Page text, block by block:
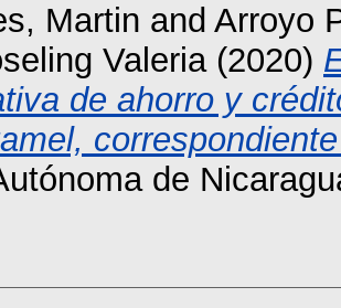
Martin and Arroyo
Valeria(2020)
de ahorro y
de